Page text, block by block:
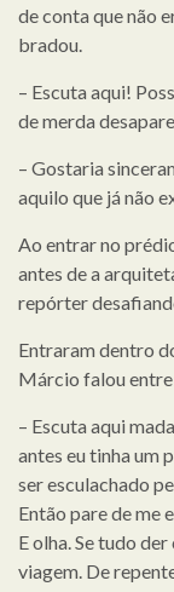
de conta que não
bradou.
– Escuta aqui!
de merda
– Gostaria
aquilo que já não
Ao entrar no
antes de a
repórter
Entraram dentro
Márcio falou entre
– Escuta aqui
antes eu tinha um
ser esculachado
Então pare de me
E olha. Se tudo
viagem. De